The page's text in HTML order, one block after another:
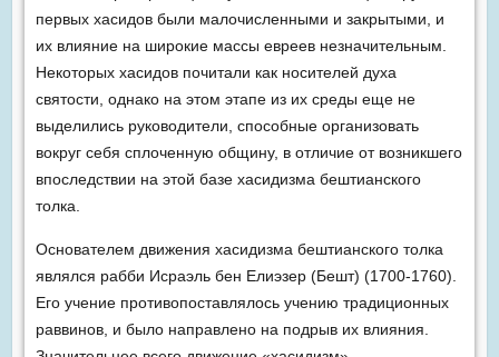
первых хасидов были малочисленными и закрытыми, и
их влияние на широкие массы евреев незначительным.
Некоторых хасидов почитали как носителей духа
святости, однако на этом этапе из их среды еще не
выделились руководители, способные организовать
вокруг себя сплоченную общину, в отличие от возникшего
впоследствии на этой базе хасидизма бештианского
толка.
Основателем движения хасидизма бештианского толка
являлся рабби Исраэль бен Елиэзер (Бешт) (1700-1760).
Его учение противопоставлялось учению традиционных
раввинов, и было направлено на подрыв их влияния.